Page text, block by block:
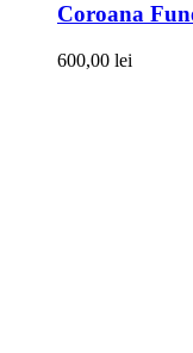
Coroana
600,00 lei